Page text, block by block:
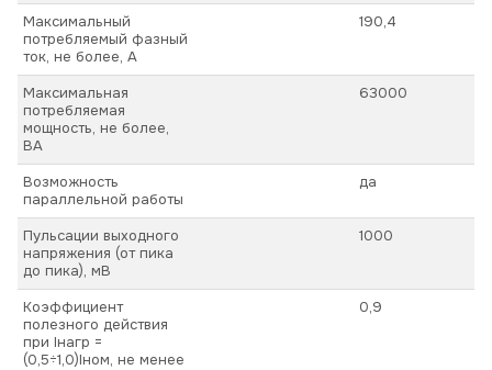
Максимальный
потребляемый фазный
ток, не более, А
190,4
Максимальная
потребляемая
мощность, не более,
ВА
63000
Возможность
параллельной работы
да
Пульсации выходного
напряжения (от пика
до пика), мВ
1000
Коэффициент
полезного действия
при Iнагр =
(0,5÷1,0)Iном, не менее
0,9